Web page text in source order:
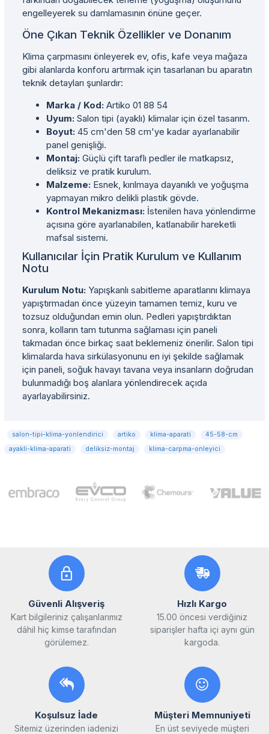
engelleyerek su damlamasının önüne geçer.
Öne Çıkan Teknik Özellikler ve Donanım
Klima çarpmasını önleyerek ev, ofis, kafe veya mağaza
gibi alanlarda konforu artırmak için tasarlanan bu aparatın
teknik detayları şunlardır:
Marka / Kod: Artiko 01 88 54
Uyum: Salon tipi (ayaklı) klimalar için özel tasarım.
Boyut: 45 cm'den 58 cm'ye kadar ayarlanabilir
panel genişliği.
Montaj: Güçlü çift taraflı pedler ile matkapsız,
deliksiz ve pratik kurulum.
Malzeme: Esnek, kırılmaya dayanıklı ve yoğuşma
yapmayan mikro delikli plastik gövde.
Kontrol Mekanizması: İstenilen hava yönlendirme
açısına göre ayarlanabilen, katlanabilir hareketli
mafsal sistemi.
Kullanıcılar İçin Pratik Kurulum ve Kullanım
Notu
Kurulum Notu: Yapışkanlı sabitleme aparatlarını klimaya
yapıştırmadan önce yüzeyin tamamen temiz, kuru ve
tozsuz olduğundan emin olun. Pedleri yapıştırdıktan
sonra, kolların tam tutunma sağlaması için paneli
takmadan önce birkaç saat beklemeniz önerilir. Salon tipi
klimalarda hava sirkülasyonunu en iyi şekilde sağlamak
için paneli, soğuk havayı tavana veya insanların doğrudan
bulunmadığı boş alanlara yönlendirecek açıda
ayarlayabilirsiniz.
salon-tipi-klima-yonlendirici artiko klima-aparati
45-58-cm
ayakli-klima-aparati
deliksiz-montaj klima-carpma-onleyici
Güvenli Alışveriş
Kart bilgileriniz çalışanlarımız
dâhil hiç kimse tarafından
görülemez.
Hızlı Kargo
15.00 öncesi verdiğiniz
siparişler hafta içi aynı gün
kargoda.
Koşulsuz İade
Sitemiz üzerinden iadenizi
Müşteri Memnuniyeti
En üst seviyede müşteri